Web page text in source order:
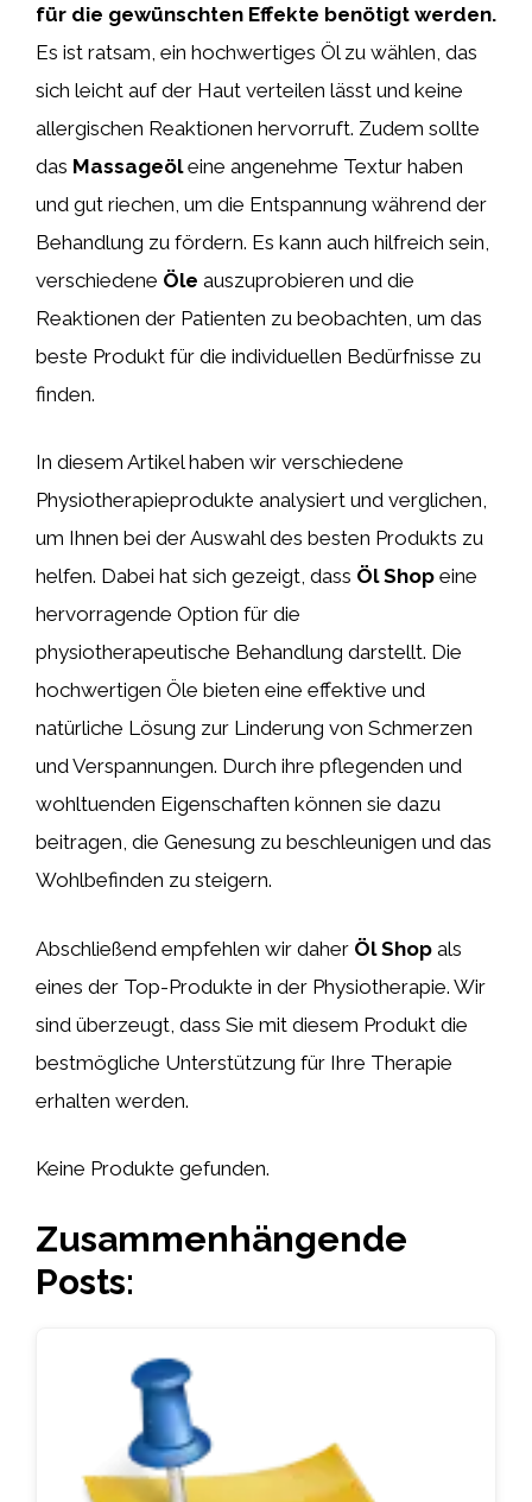
für die gewünschten Effekte benötigt werden.
Es ist ratsam, ein hochwertiges Öl zu wählen, das
sich leicht auf der Haut verteilen lässt und keine
allergischen Reaktionen hervorruft. Zudem sollte
das Massageöleine angenehme Textur haben
und gut riechen, um die Entspannung während der
Behandlung zu fördern. Es kann auch hilfreich sein,
verschiedene Öle auszuprobieren und die
Reaktionen der Patienten zu beobachten, um das
beste Produkt für die individuellen Bedürfnisse zu
finden.
In diesem Artikel haben wir verschiedene
Physiotherapieprodukte analysiert und verglichen,
um Ihnen bei der Auswahl des besten Produkts zu
helfen. Dabei hat sich gezeigt, dass Öl Shop eine
hervorragende Option für die
physiotherapeutische Behandlung darstellt. Die
hochwertigen Öle bieten eine effektive und
natürliche Lösung zur Linderung von Schmerzen
und Verspannungen. Durch ihre pflegenden und
wohltuenden Eigenschaften können sie dazu
beitragen, die Genesung zu beschleunigen und das
Wohlbefinden zu steigern.
Abschließend empfehlen wir daher Öl Shop als
eines der Top-Produkte in der Physiotherapie. Wir
sind überzeugt, dass Sie mit diesem Produkt die
bestmögliche Unterstützung für Ihre Therapie
erhalten werden.
Keine Produkte gefunden.
Zusammenhängende
Posts: